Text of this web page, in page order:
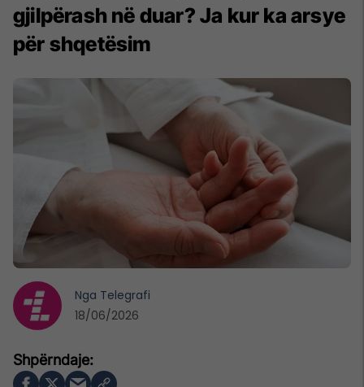
gjilpërash në duar? Ja kur ka arsye
për shqetësim
Nga Telegrafi
18/06/2026